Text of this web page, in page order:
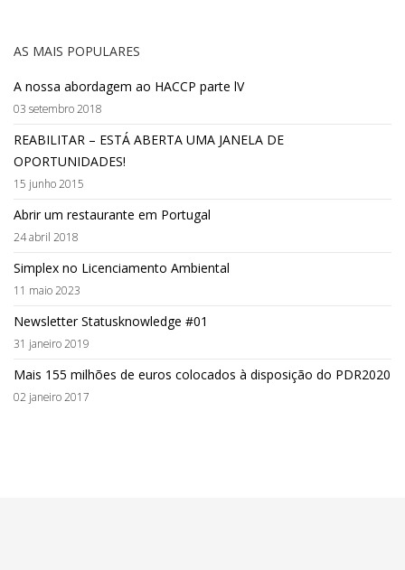
AS MAIS POPULARES
A nossa abordagem ao HACCP parte lV
03 setembro 2018
REABILITAR – ESTÁ ABERTA UMA JANELA DE
OPORTUNIDADES!
15 junho 2015
Abrir um restaurante em Portugal
24 abril 2018
Simplex no Licenciamento Ambiental
11 maio 2023
Newsletter Statusknowledge #01
31 janeiro 2019
Mais 155 milhões de euros colocados à disposição do PDR2020
02 janeiro 2017